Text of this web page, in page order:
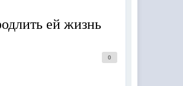
ей жизнь
0